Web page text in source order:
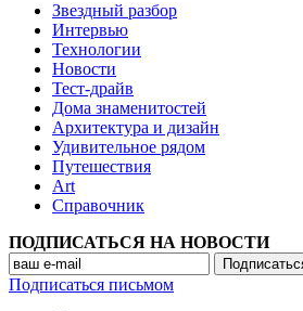
Звездный разбор
Интервью
Технологии
Новости
Тест-драйв
Дома знаменитостей
Архитектура и дизайн
Удивительное рядом
Путешествия
Art
Cправочник
ПОДПИСАТЬСЯ НА НОВОСТИ
Подписаться письмом